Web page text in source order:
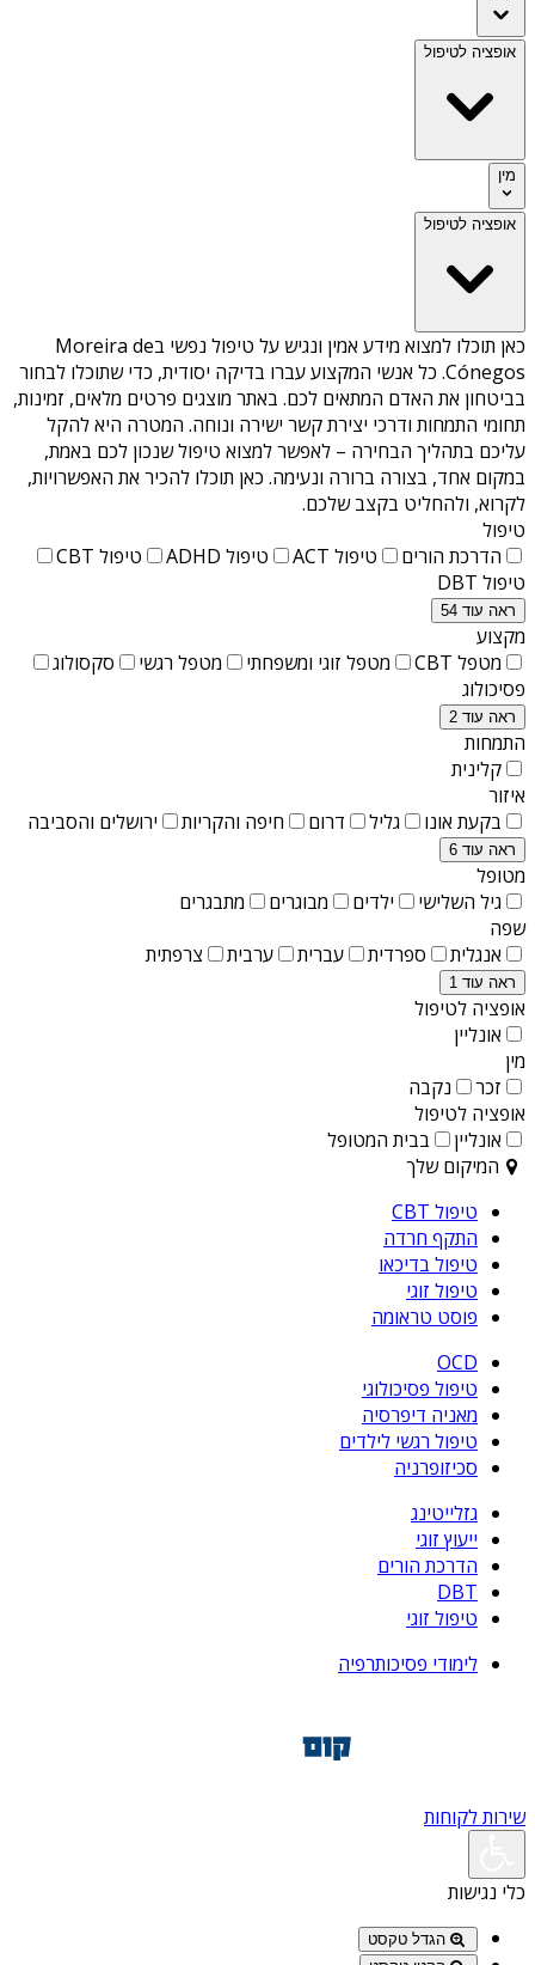
אופציה לטיפול
מין
אופציה לטיפול
כאן תוכלו למצוא מידע אמין ונגיש על
טיפול נפשי בMoreira de
Cónegos. כל אנשי המקצוע עברו בדיקה יסודית, כדי שתוכלו לבחור
בביטחון את האדם המתאים לכם. באתר מוצגים פרטים מלאים, זמינות,
תחומי התמחות ודרכי יצירת קשר ישירה ונוחה. המטרה היא להקל
עליכם בתהליך הבחירה – לאפשר למצוא טיפול שנכון לכם באמת,
במקום אחד, בצורה ברורה ונעימה. כאן תוכלו להכיר את האפשרויות,
לקרוא, ולהחליט בקצב שלכם.
טיפול
הדרכת הורים
טיפול ACT טיפול ADHD
טיפול CBT
טיפול DBT
ראה עוד 54
מקצוע
מטפל CBT
מטפל זוגי ומשפחתי מטפל רגשי
סקסולוג
פסיכולוג
ראה עוד 2
התמחות
קלינית
איזור
בקעת אונו
גליל דרום חיפה והקריות ירושלים והסביבה
ראה עוד 6
מטופל
גיל השלישי
ילדים מבוגרים
מתבגרים
שפה
אנגלית
ספרדית עברית ערבית צרפתית
ראה עוד 1
אופציה לטיפול
אונליין
מין
זכר
נקבה
אופציה לטיפול
אונליין
בבית המטופל
המיקום שלך
טיפול CBT
התקף חרדה
טיפול בדיכאו
טיפול זוגי
פוסט טראומה
OCD
טיפול פסיכולוגי
מאניה דיפרסיה
טיפול רגשי לילדים
סכיזופרניה
גזלייטינג
ייעוץ זוגי
הדרכת הורים
DBT
טיפול זוגי
לימודי פסיכותרפיה
שירות לקוחות
כלי נגישות
הגדל טקסט